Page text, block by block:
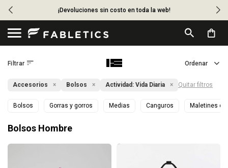
¡Devoluciones sin costo en toda la web!

Accesorios Bolsos Actividad: Vida Diaria Quitar filtros
Bolsos Gorras y gorros Medias Canguros Maletines
Bolsos Hombre